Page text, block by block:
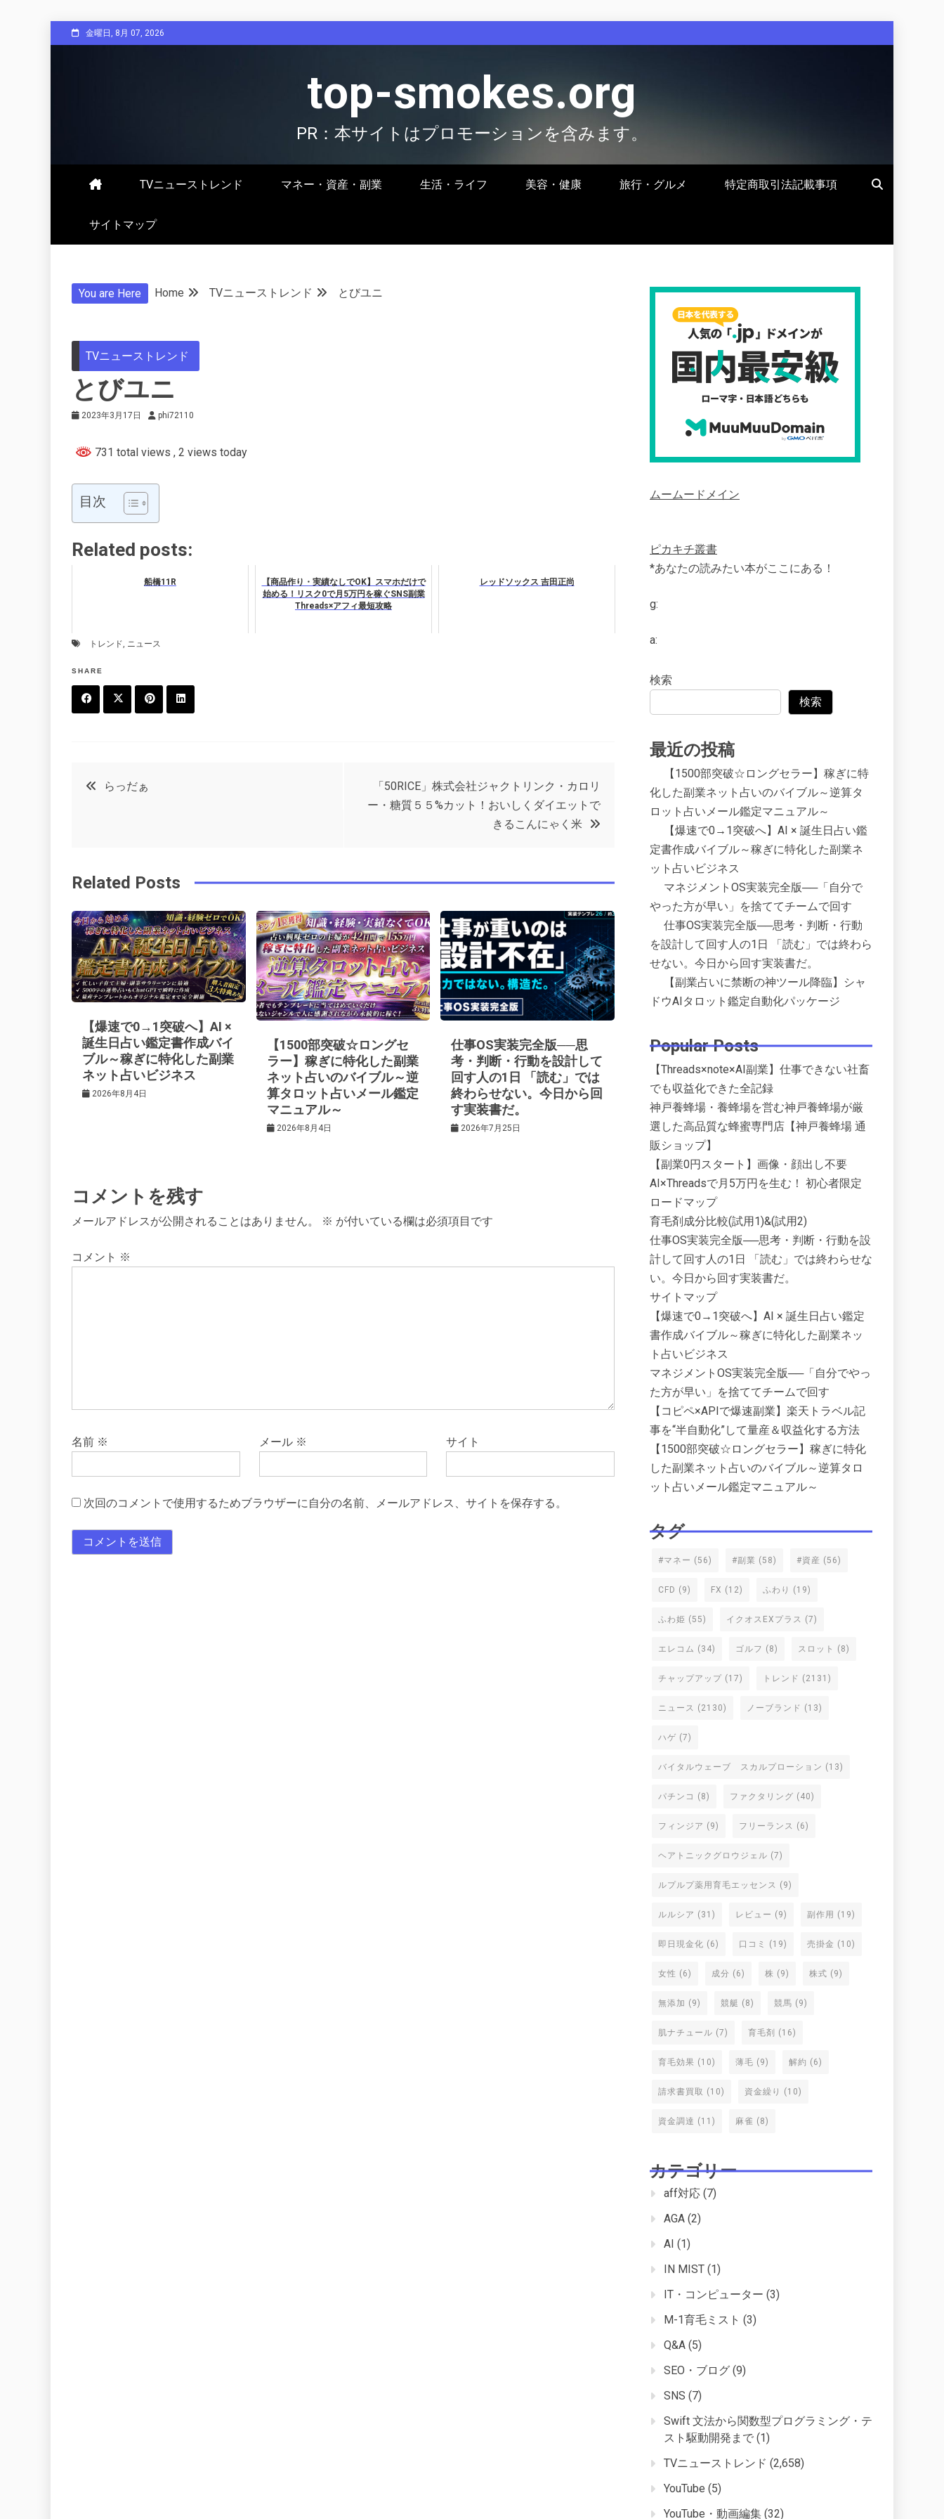
to
金曜日, 8月 07, 2026
top-smokes.org
PR：本サイトはプロモーションを含みます。
TVニューストレンド マネー・資産・副業 生活・ライフ 美容・健康 旅行・グルメ 特定商取引法記載事項
サイトマップ
You are Here Home TVニューストレンド とびユニ
TVニューストレンド
とびユニ
2023年3月17日 phi72110
731 total views , 2 views today
目次
Related posts:
船橋11R
【商品作り・実績なしでOK】スマホだけで
始める！リスク0で月5万円を稼ぐSNS副業
Threads×アフィ最短攻略
レッドソックス 吉田正尚
トレンド, ニュース
SHARE
k
e
t
投
ビ
ゲ
ー
シ
ョ
ン
らっだぁ
「50RICE」株式会社ジャクトリンク・カロリ
ー・糖質５５%カット！おいしくダイエットで
きるこんにゃく米
Related Posts
【爆速で0→1突破へ】AI ×
誕生日占い鑑定書作成バイ
ブル～稼ぎに特化した副業
ネット占いビジネス
2026年8月4日
【1500部突破☆ロングセ
ラー】稼ぎに特化した副業
ネット占いのバイブル～逆
算タロット占いメール鑑定
マニュアル～
2026年8月4日
仕事OS実装完全版──思
考・判断・行動を設計して
回す人の1日 「読む」では
終わらせない。今日から回
す実装書だ。
2026年7月25日
コメントを残す
メールアドレスが公開されることはありません。 ※ が付いている欄は必須項目です
コメント ※
名前 ※ メール ※ サイト
次回のコメントで使用するためブラウザーに自分の名前、メールアドレス、サイトを保存する。
ムームードメイン
ピカキチ叢書
*あなたの読みたい本がここにある！
g:
a:
検索
検索
最近の投稿
【1500部突破☆ロングセラー】稼ぎに特
化した副業ネット占いのバイブル～逆算タ
ロット占いメール鑑定マニュアル～
【爆速で0→1突破へ】AI × 誕生日占い鑑
定書作成バイブル～稼ぎに特化した副業ネ
ット占いビジネス
マネジメントOS実装完全版──「自分で
やった方が早い」を捨ててチームで回す
仕事OS実装完全版──思考・判断・行動
を設計して回す人の1日 「読む」では終わら
せない。今日から回す実装書だ。
【副業占いに禁断の神ツール降臨】シャ
ドウAIタロット鑑定自動化パッケージ
Popular Posts
【Threads×note×AI副業】仕事できない社畜
でも収益化できた全記録
神戸養蜂場・養蜂場を営む神戸養蜂場が厳
選した高品質な蜂蜜専門店【神戸養蜂場 通
販ショップ】
【副業0円スタート】画像・顔出し不要
AI×Threadsで月5万円を生む！ 初心者限定
ロードマップ
育毛剤成分比較(試用1)&(試用2)
仕事OS実装完全版──思考・判断・行動を設
計して回す人の1日 「読む」では終わらせな
い。今日から回す実装書だ。
サイトマップ
【爆速で0→1突破へ】AI × 誕生日占い鑑定
書作成バイブル～稼ぎに特化した副業ネッ
ト占いビジネス
マネジメントOS実装完全版──「自分でやっ
た方が早い」を捨ててチームで回す
【コピペ×APIで爆速副業】楽天トラベル記
事を“半自動化”して量産＆収益化する方法
【1500部突破☆ロングセラー】稼ぎに特化
した副業ネット占いのバイブル～逆算タロ
ット占いメール鑑定マニュアル～
タグ
#マネー (56) #副業 (58) #資産 (56)
CFD (9) FX (12) ふわり (19)
ふわ姫 (55) イクオスEXプラス (7)
エレコム (34) ゴルフ (8) スロット (8)
チャップアップ (17) トレンド (2131)
ニュース (2130) ノーブランド (13)
ハゲ (7)
バイタルウェーブ スカルプローション (13)
パチンコ (8) ファクタリング (40)
フィンジア (9) フリーランス (6)
ヘアトニックグロウジェル (7)
ルプルプ薬用育毛エッセンス (9)
ルルシア (31) レビュー (9) 副作用 (19)
即日現金化 (6) 口コミ (19) 売掛金 (10)
女性 (6) 成分 (6) 株 (9) 株式 (9)
無添加 (9) 競艇 (8) 競馬 (9)
肌ナチュール (7) 育毛剤 (16)
育毛効果 (10) 薄毛 (9) 解約 (6)
請求書買取 (10) 資金繰り (10)
資金調達 (11) 麻雀 (8)
カテゴリー
aff対応 (7)
AGA (2)
AI (1)
IN MIST (1)
IT・コンピューター (3)
M-1育毛ミスト (3)
Q&A (5)
SEO・ブログ (9)
SNS (7)
Swift 文法から関数型プログラミング・テ
スト駆動開発まで (1)
TVニューストレンド (2,658)
YouTube (5)
YouTube・動画編集 (32)